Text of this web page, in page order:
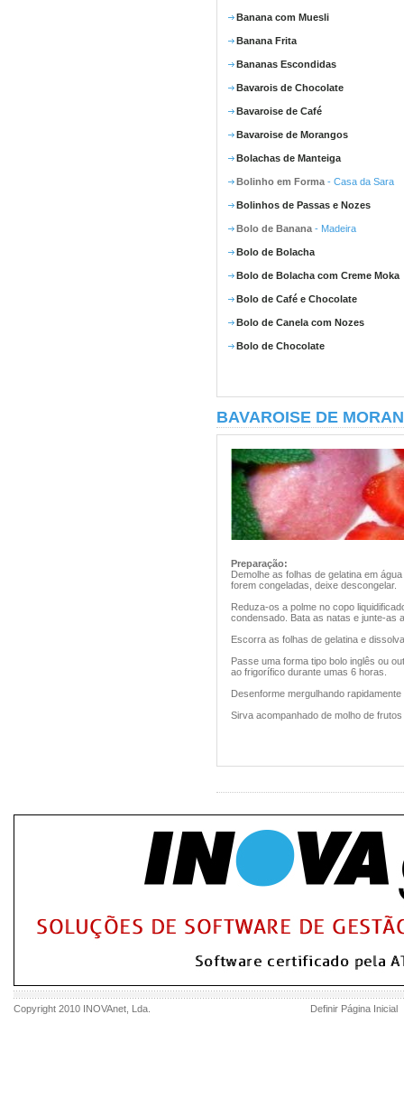
Banana com Muesli
Banana Frita
Bananas Escondidas
Bavarois de Chocolate
Bavaroise de Café
Bavaroise de Morangos
Bolachas de Manteiga
Bolinho em Forma - Casa da Sara
Bolinhos de Passas e Nozes
Bolo de Banana - Madeira
Bolo de Bolacha
Bolo de Bolacha com Creme Moka
Bolo de Café e Chocolate
Bolo de Canela com Nozes
Bolo de Chocolate
BAVAROISE DE
Preparação:
Demolhe as folhas de gelatina em
forem congeladas, deixe descongelar.
Reduza-os a polme no copo
condensado. Bata as natas e junte-as
Escorra as folhas de gelatina e
Passe uma forma tipo bolo inglês ou
ao frigorífico durante umas 6 horas.
Desenforme mergulhando
Sirva acompanhado de molho de
Copyright 2010 INOVAnet , Lda. Definir Página Inicial